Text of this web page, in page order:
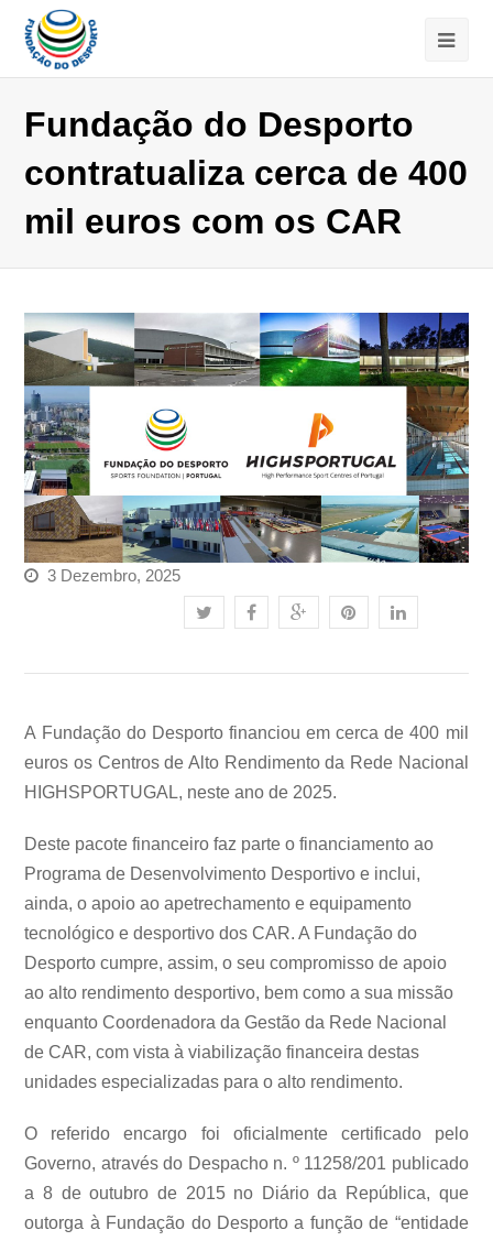
Fundação do Desporto
contratualiza cerca de 400
mil euros com os CAR
3 Dezembro, 2025
A Fundação do Desporto financiou em cerca de 400 mil
euros os Centros de Alto Rendimento da Rede Nacional
HIGHSPORTUGAL, neste ano de 2025.
Deste pacote financeiro faz parte o financiamento ao
Programa de Desenvolvimento Desportivo e inclui,
ainda, o apoio ao apetrechamento e equipamento
tecnológico e desportivo dos CAR. A Fundação do
Desporto cumpre, assim, o seu compromisso de apoio
ao alto rendimento desportivo, bem como a sua missão
enquanto Coordenadora da Gestão da Rede Nacional
de CAR, com vista à viabilização financeira destas
unidades especializadas para o alto rendimento.
O referido encargo foi oficialmente certificado pelo
Governo, através do Despacho n. º 11258/201 publicado
a 8 de outubro de 2015 no Diário da República, que
outorga à Fundação do Desporto a função de “entidade